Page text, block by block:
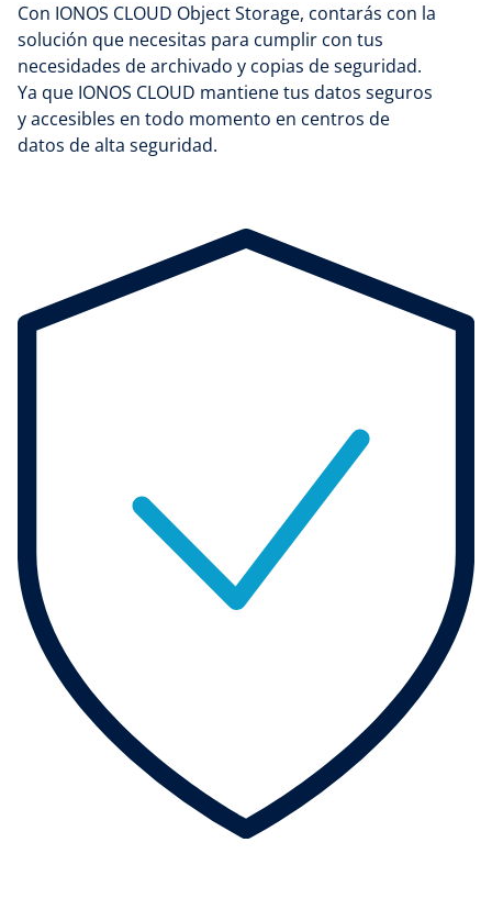
Con IONOS CLOUD Object Storage, contarás con la
solución que necesitas para cumplir con tus
necesidades de archivado y copias de seguridad.
Ya que IONOS CLOUD mantiene tus datos seguros
y accesibles en todo momento en centros de
datos de alta seguridad.